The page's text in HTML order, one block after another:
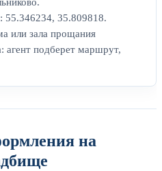
55.346234, 35.809818.
или зала прощания
агент подберет маршрут,
на